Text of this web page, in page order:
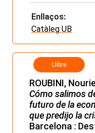
Enllaços:
Catàleg UB
Llibre
ROUBINI,
Cómo salimos
futuro de la
que predijo la
Barcelona :